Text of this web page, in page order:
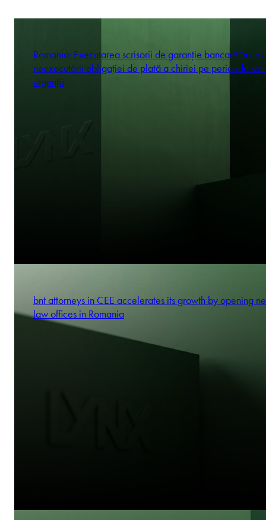
Romania: Executarea scrisorii de garanție bancară în
neexecutării obligației de plată a chiriei pe perioada
urgență
bnt attorneys in CEE accelerates its growth by opening
law offices in Romania